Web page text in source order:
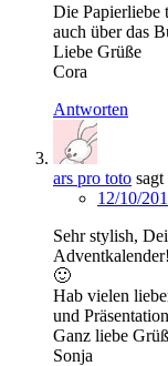
Die Papierliebe
auch über das
Liebe Grüße
Cora
Antworten
ars pro toto sagt
12/10/
Sehr stylish,
🙂
Hab vielen
und
Ganz liebe
Sonja